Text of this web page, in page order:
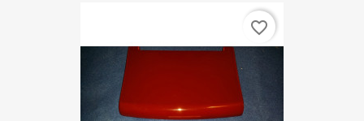
favorite_border